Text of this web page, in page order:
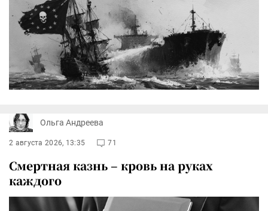
Ольга Андреева
2 августа 2026, 13:35 71
Смертная казнь – кровь на руках
каждого